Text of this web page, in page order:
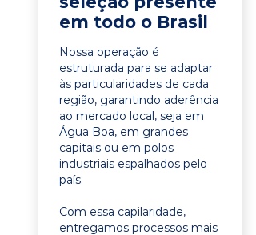
em todo o Brasil
Nossa operação é
estruturada para se adaptar
às particularidades de cada
região, garantindo aderência
ao mercado local, seja em
Água Boa, em grandes
capitais ou em polos
industriais espalhados pelo
país.
Com essa capilaridade,
entregamos processos mais